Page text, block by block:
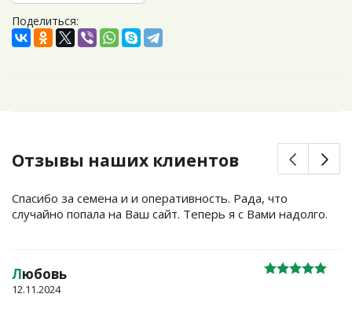
Поделиться:
Отзывы наших клиентов
Спасибо за семена и и оперативность. Рада, что
случайно попала на Ваш сайт. Теперь я с Вами надолго.
Любовь
12.11.2024